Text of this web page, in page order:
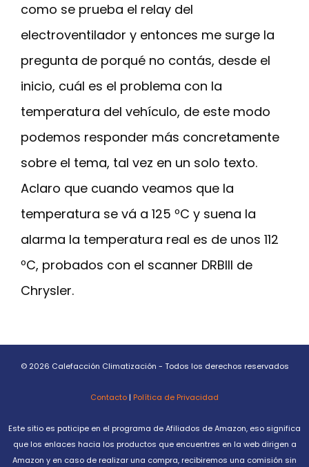
como se prueba el relay del
electroventilador y entonces me surge la
pregunta de porqué no contás, desde el
inicio, cuál es el problema con la
temperatura del vehículo, de este modo
podemos responder más concretamente
sobre el tema, tal vez en un solo texto.
Aclaro que cuando veamos que la
temperatura se vá a 125 ºC y suena la
alarma la temperatura real es de unos 112
ºC, probados con el scanner DRBIII de
Chrysler.
© 2026 Calefacción Climatización - Todos los derechos reservados
Contacto | Política de Privacidad
Este sitio es paticipe en el programa de Afiliados de Amazon, eso significa
que los enlaces hacia los productos que encuentres en la web dirigen a
Amazon y en caso de realizar una compra, recibiremos una comisión sin